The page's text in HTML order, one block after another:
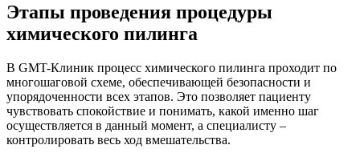
Этапы проведения процедуры
химического пилинга
В GMT-Клиник процесс химического пилинга проходит по
многошаговой схеме, обеспечивающей безопасности и
упорядоченности всех этапов. Это позволяет пациенту
чувствовать спокойствие и понимать, какой именно шаг
осуществляется в данный момент, а специалисту –
контролировать весь ход вмешательства.